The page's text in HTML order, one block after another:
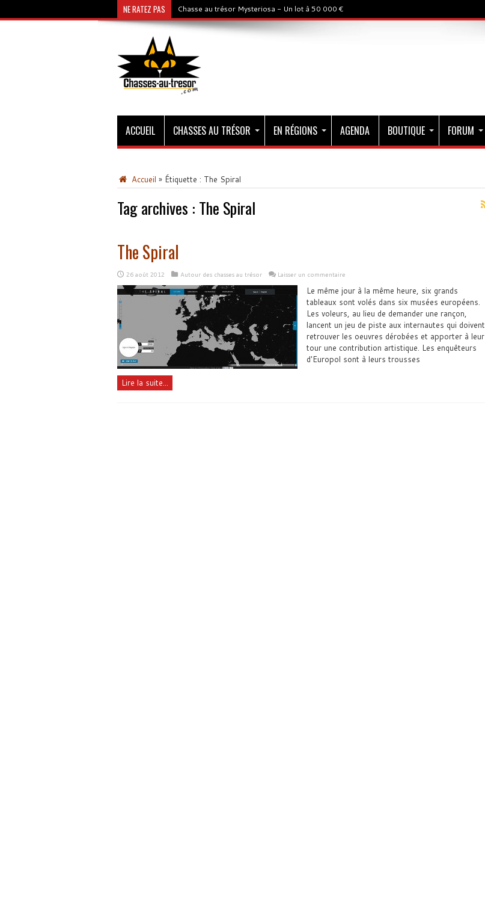
NE RATEZ PAS Chasse au trésor Mysteriosa - Un lot à 50 000 €
ACCUEIL CHASSES AU TRÉSOR EN RÉGIONS AGENDA BOUTIQUE FORUM
Accueil » Étiquette : The Spiral
Tag archives : The Spiral
The Spiral
26 août 2012 Autour des chasses au trésor Laisser un commentaire
Le même jour à la même heure, six grands
tableaux sont volés dans six musées européens.
Les voleurs, au lieu de demander une rançon,
lancent un jeu de piste aux internautes qui doivent
retrouver les oeuvres dérobées et apporter à leur
tour une contribution artistique. Les enquêteurs
d'Europol sont à leurs trousses
Lire la suite...